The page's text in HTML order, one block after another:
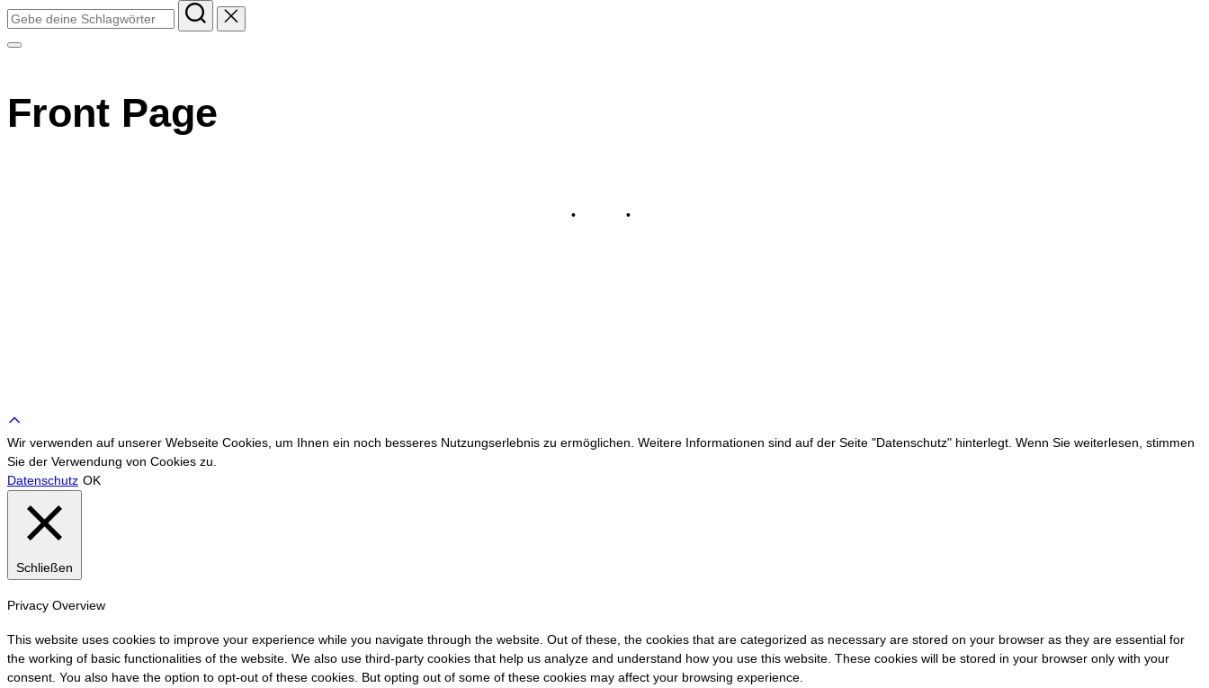
Suchen
nach:
umschalten
Front Page
• •
to
top
Wir verwenden auf unserer Webseite Cookies, um Ihnen ein noch besseres Nutzungserlebnis zu ermöglichen. Weitere Informationen sind auf der Seite "Datenschutz" hinterlegt. Wenn Sie weiterlesen, stimmen
Sie der Verwendung von Cookies zu.
Datenschutz OK
Schließen
Privacy Overview
This website uses cookies to improve your experience while you navigate through the website. Out of these, the cookies that are categorized as necessary are stored on your browser as they are essential for
the working of basic functionalities of the website. We also use third-party cookies that help us analyze and understand how you use this website. These cookies will be stored in your browser only with your
consent. You also have the option to opt-out of these cookies. But opting out of some of these cookies may affect your browsing experience.